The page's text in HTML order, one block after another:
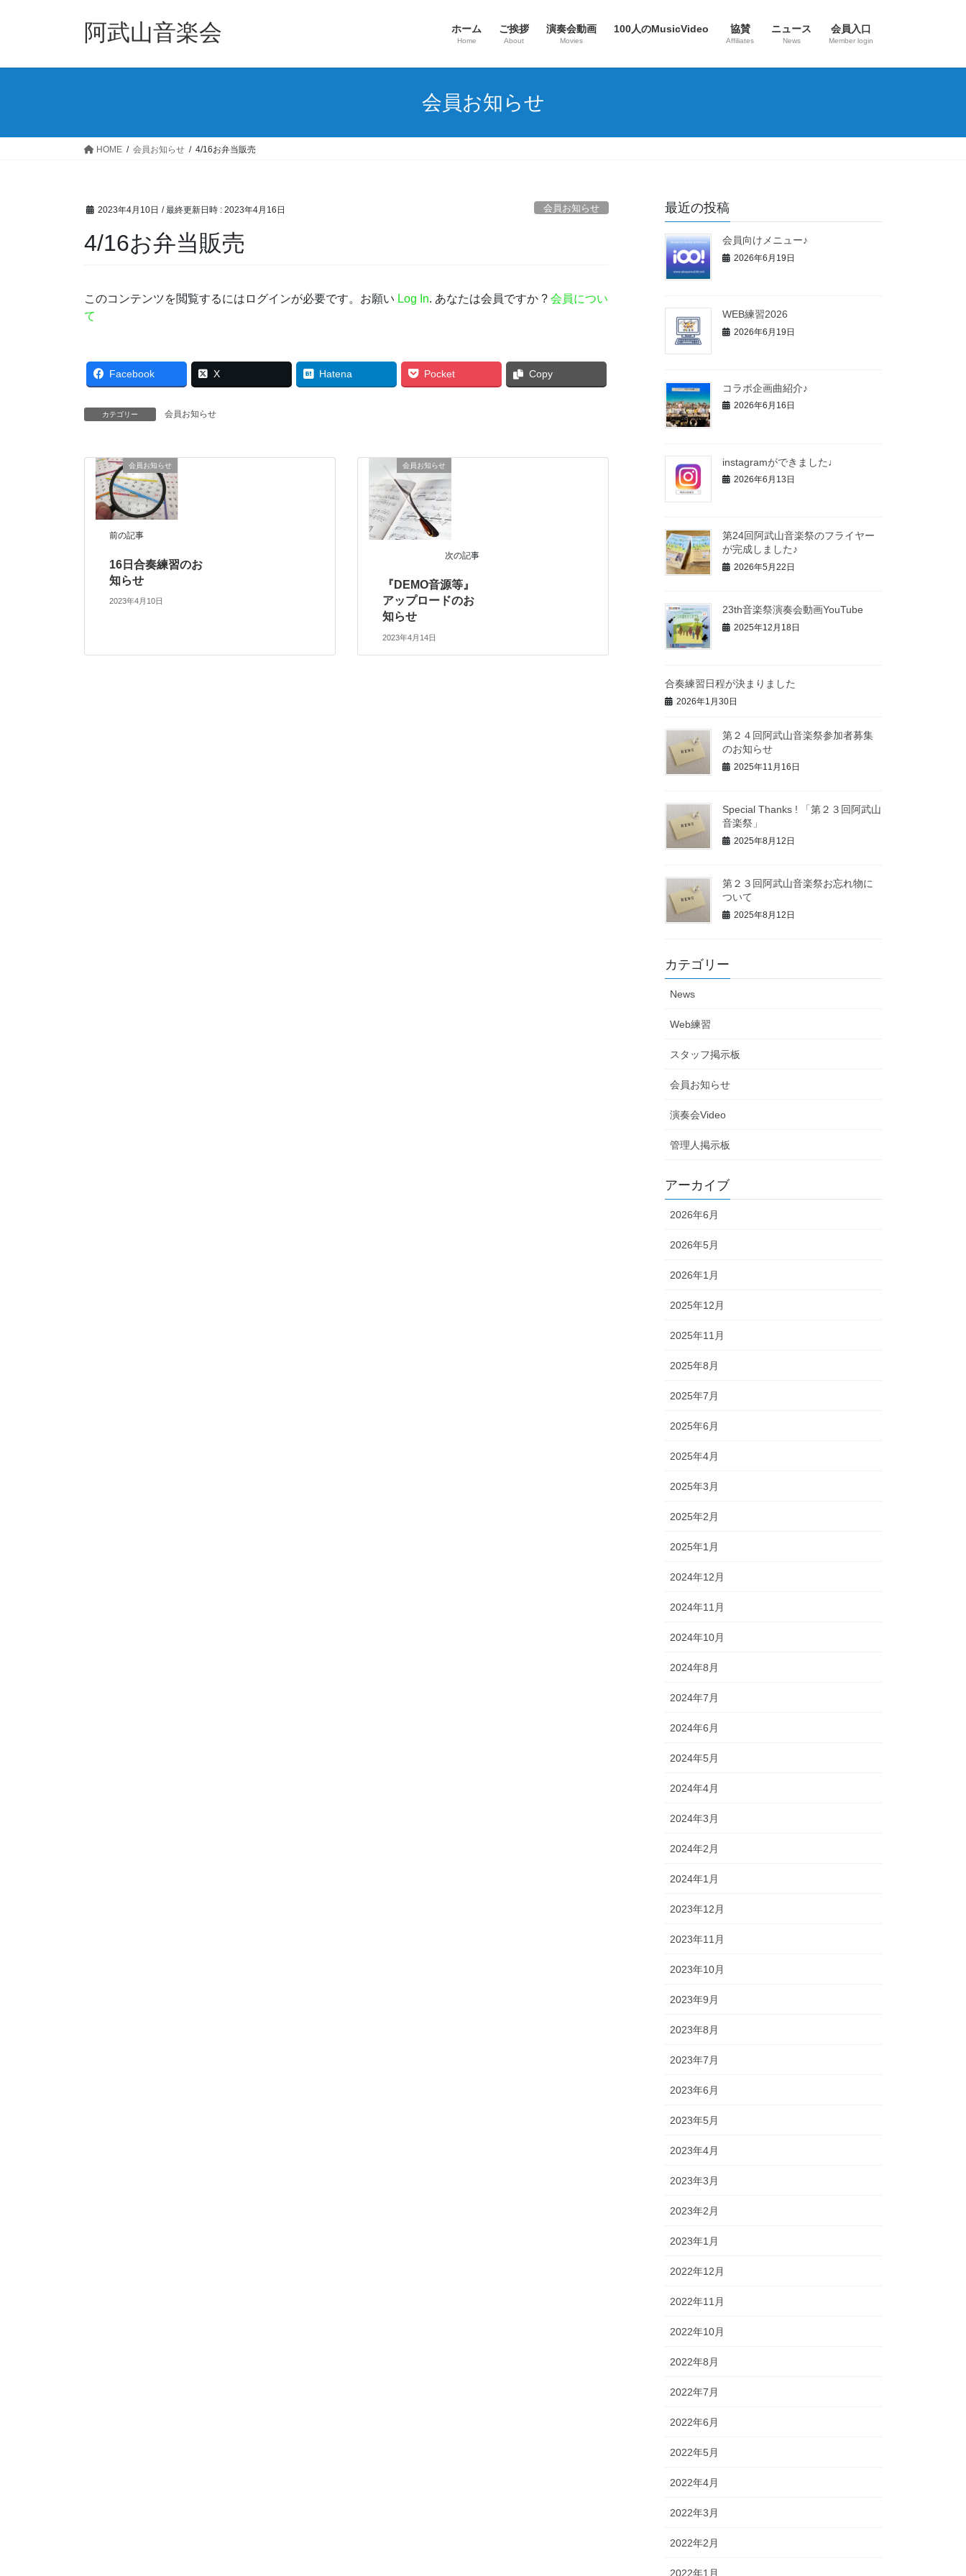
阿武山音楽会 ホーム
Home
ご挨拶
About
演奏会動画
Movies
100人のMusicVideo 協賛
Affiliates
ニュース
News
会員入口
Member login
会員お知らせ
HOME 会員お知らせ 4/16お弁当販売
2023年4月10日 / 最終更新日時 : 2023年4月16日 会員お知らせ
4/16お弁当販売
このコンテンツを閲覧するにはログインが必要です。お願い Log In. あなたは会員ですか ? 会員につい
て
Facebook X Hatena Pocket Copy
カテゴリー 会員お知らせ
会員お知らせ
前の記事
16日合奏練習のお
知らせ
2023年4月10日
会員お知らせ
次の記事
『DEMO音源等』
アップロードのお
知らせ
2023年4月14日
最近の投稿
会員向けメニュー♪
2026年6月19日
WEB練習2026
2026年6月19日
コラボ企画曲紹介♪
2026年6月16日
instagramができました♩
2026年6月13日
第24回阿武山音楽祭のフライヤー
が完成しました♪
2026年5月22日
23th音楽祭演奏会動画YouTube
2025年12月18日
合奏練習日程が決まりました
2026年1月30日
第２４回阿武山音楽祭参加者募集
のお知らせ
2025年11月16日
Special Thanks ! 「第２３回阿武山
音楽祭」
2025年8月12日
第２３回阿武山音楽祭お忘れ物に
ついて
2025年8月12日
カテゴリー
News
Web練習
スタッフ掲示板
会員お知らせ
演奏会Video
管理人掲示板
アーカイブ
2026年6月
2026年5月
2026年1月
2025年12月
2025年11月
2025年8月
2025年7月
2025年6月
2025年4月
2025年3月
2025年2月
2025年1月
2024年12月
2024年11月
2024年10月
2024年8月
2024年7月
2024年6月
2024年5月
2024年4月
2024年3月
2024年2月
2024年1月
2023年12月
2023年11月
2023年10月
2023年9月
2023年8月
2023年7月
2023年6月
2023年5月
2023年4月
2023年3月
2023年2月
2023年1月
2022年12月
2022年11月
2022年10月
2022年8月
2022年7月
2022年6月
2022年5月
2022年4月
2022年3月
2022年2月
2022年1月